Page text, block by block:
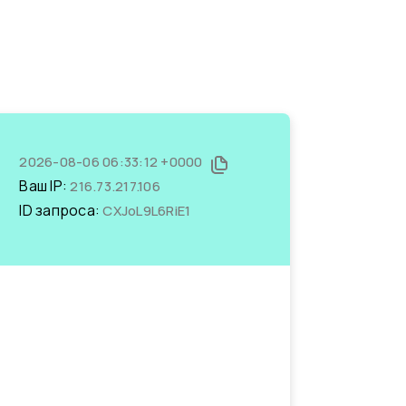
2026-08-06 06:33:12 +0000
Ваш IP:216.73.217.106
ID запроса:CXJoL9L6RiE1